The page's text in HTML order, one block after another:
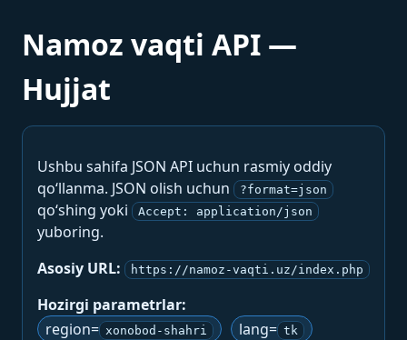
Namoz vaqti API —
Hujjat
Ushbu sahifa JSON API uchun rasmiy oddiy
qo‘llanma. JSON olish uchun
?format=json
qo‘shing yoki Accept: application/json
yuboring.
Asosiy URL:
https://namoz-vaqti.uz/index.php
Hozirgi parametrlar:
region= xonobod-shahri lang= tk